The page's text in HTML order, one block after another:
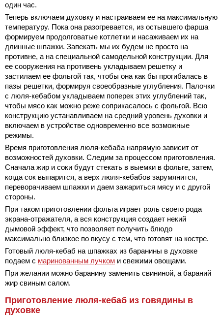
один час.
Теперь включаем духовку и настраиваем ее на максимальную
температуру. Пока она разогревается, из остывшего фарша
формируем продолговатые котлетки и насаживаем их на
длинные шпажки. Запекать мы их будем не просто на
противне, а на специальной самодельной конструкции. Для
ее сооружения на противень укладываем решетку и
застилаем ее фольгой так, чтобы она как бы прогибалась в
пазы решетки, формируя своеобразные углубления. Палочки
с люля-кебабом укладываем поперек этих углублений так,
чтобы мясо как можно реже соприкасалось с фольгой. Всю
конструкцию устанавливаем на средний уровень духовки и
включаем в устройстве одновременно все возможные
режимы.
Время приготовления люля-кебаба напрямую зависит от
возможностей духовки. Следим за процессом приготовления.
Сначала жир и соки будут стекать в выемки в фольге, затем,
когда сок выпарится, а верх люля-кебабов зарумянится,
переворачиваем шпажки и даем зажариться мясу и с другой
стороны.
При таком приготовлении фольга играет роль своего рода
экрана-отражателя, а вся конструкция создает некий
дымовой эффект, что позволяет получить блюдо
максимально близкое по вкусу с тем, что готовят на костре.
Готовый люля-кебаб на шпажках из баранины в духовке
подаем с маринованным лучком и свежими овощами.
При желании можно баранину заменить свининой, а бараний
жир свиным салом.
Приготовление люля-кебаб из говядины в
духовке